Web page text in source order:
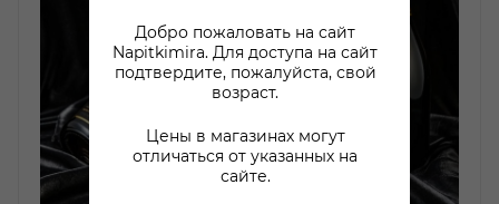
Добро пожаловать на сайт
Napitkimira. Для доступа на сайт
подтвердите, пожалуйста, свой
возраст.
Цены в магазинах могут
отличаться от указанных на
сайте.